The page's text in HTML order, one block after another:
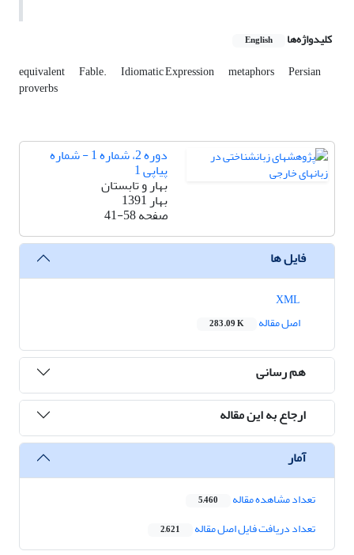
کلیدواژه‌ها English
equivalent Fable. Idiomatic Expression metaphors Persian
proverbs
دوره 2، شماره 1 - شماره
پیاپی 1
بهار و تابستان
بهار 1391
صفحه41-58
فایل ها
اصل مقاله
283.09 K
هم رسانی
ارجاع به این مقاله
آمار
تعداد مشاهده مقاله 5,460
تعداد دریافت فایل اصل مقاله 2,621